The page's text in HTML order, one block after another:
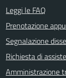
Leggi le FAQ
Prenotazione
Segnalazione
Richiesta di
Amministrazione